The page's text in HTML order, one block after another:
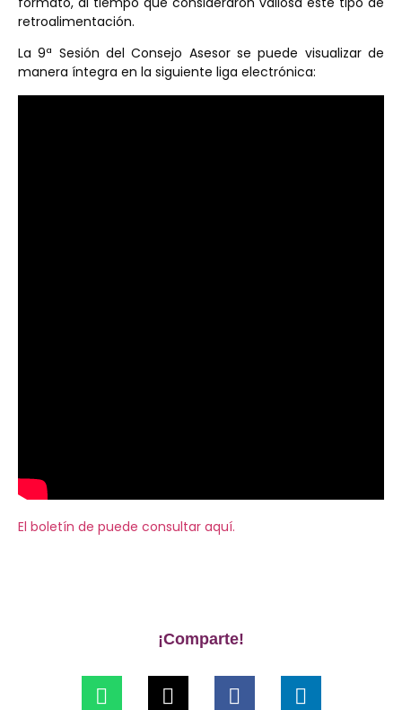
retroalimentación.
La 9ª Sesión del Consejo Asesor se puede visualizar de
manera íntegra en la siguiente liga electrónica:
El boletín de puede consultar aquí.
¡Comparte!